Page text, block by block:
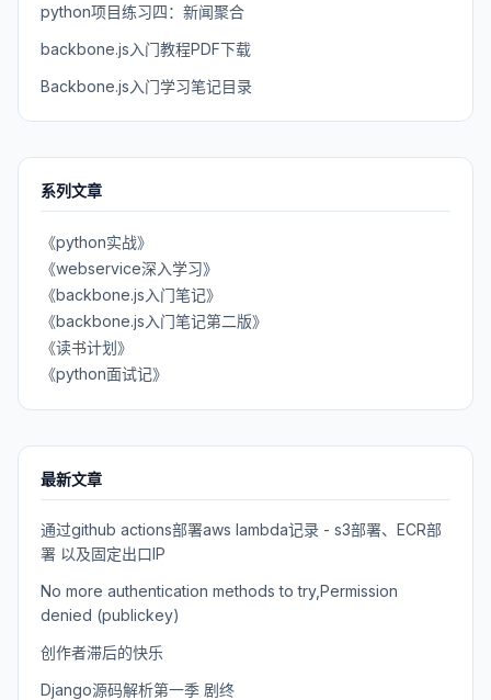
python项目练习四：新闻聚合
backbone.js入门教程PDF下载
Backbone.js入门学习笔记目录
系列文章
《python实战》
《webservice深入学习》
《backbone.js入门笔记》
《backbone.js入门笔记第二版》
《读书计划》
《python面试记》
最新文章
通过github actions部署aws lambda记录 - s3部署、ECR部
署 以及固定出口IP
No more authentication methods to try,Permission
denied (publickey)
创作者滞后的快乐
Django源码解析第一季 剧终